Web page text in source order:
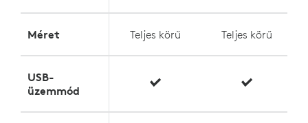
Méret Teljes körű Teljes körű
USB-
üzemmód